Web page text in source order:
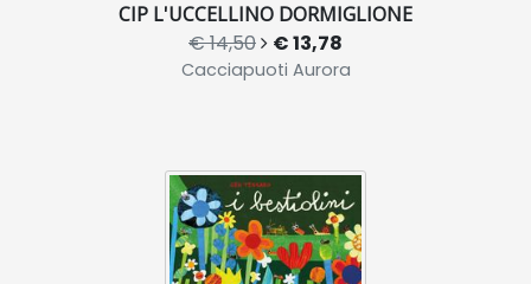
CIP L'UCCELLINO DORMIGLIONE
€ 14,50 € 13,78
Cacciapuoti Aurora